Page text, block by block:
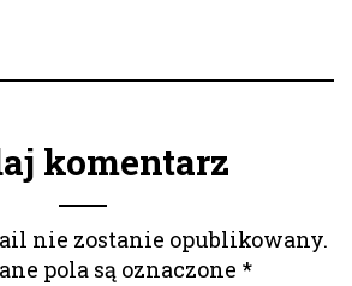
komentarz
nie zostanie opublikowany.
pola są oznaczone *